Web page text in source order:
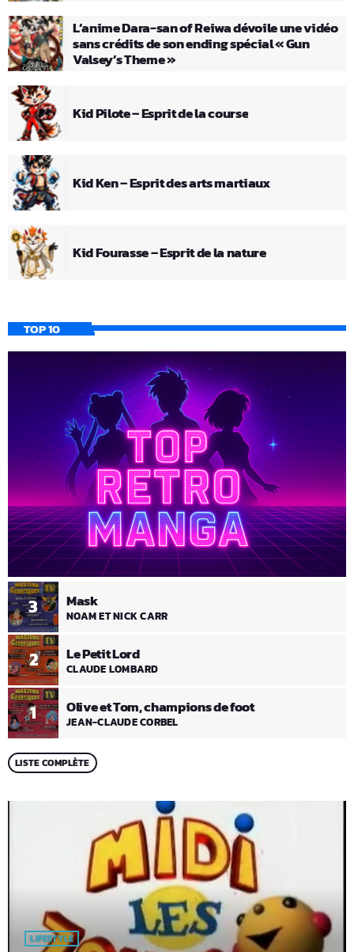
L’anime Dara-san of Reiwa dévoile une vidéo
sans crédits de son ending spécial « Gun
Valsey’s Theme »
Kid Pilote – Esprit de la course
Kid Ken – Esprit des arts martiaux
Kid Fourasse – Esprit de la nature
TOP 10
1 Olive et Tom, champions de foot
JEAN-CLAUDE CORBEL
2 Le Petit Lord
CLAUDE LOMBARD
3 Mask
NOAM ET NICK CARR
LISTE COMPLÈTE
LIFESTYLE